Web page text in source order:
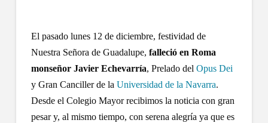
El pasado lunes 12 de diciembre, festividad de
Nuestra Señora de Guadalupe, falleció en Roma
monseñor Javier Echevarría, Prelado del Opus Dei
y Gran Canciller de la Universidad de la Navarra.
Desde el Colegio Mayor recibimos la noticia con gran
pesar y, al mismo tiempo, con serena alegría ya que es